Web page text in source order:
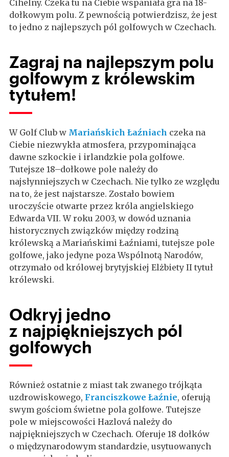
Cihelny. Czeka tu na Ciebie wspaniała gra na 18-
dołkowym polu. Z pewnością potwierdzisz, że jest
to jedno z najlepszych pól golfowych w Czechach.
Zagraj na najlepszym polu
golfowym z królewskim
tytułem!
W Golf Club w Mariańskich Łaźniach czeka na
Ciebie niezwykła atmosfera, przypominająca
dawne szkockie i irlandzkie pola golfowe.
Tutejsze 18–dołkowe pole należy do
najsłynniejszych w Czechach. Nie tylko ze względu
na to, że jest najstarsze. Zostało bowiem
uroczyście otwarte przez króla angielskiego
Edwarda VII. W roku 2003, w dowód uznania
historycznych związków między rodziną
królewską a Mariańskimi Łaźniami, tutejsze pole
golfowe, jako jedyne poza Wspólnotą Narodów,
otrzymało od królowej brytyjskiej Elżbiety II tytuł
królewski.
Odkryj jedno
z najpiękniejszych pól
golfowych
Również ostatnie z miast tak zwanego trójkąta
uzdrowiskowego, Franciszkowe Łaźnie, oferują
swym gościom świetne pola golfowe. Tutejsze
pole w miejscowości Hazlová należy do
najpiękniejszych w Czechach. Oferuje 18 dołków
o międzynarodowym standardzie, usytuowanych